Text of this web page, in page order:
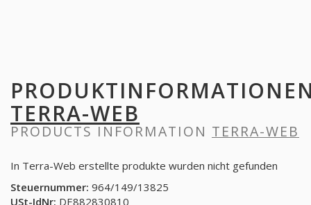
TERRA-WEB
PRODUCTS INFORMATION TERRA-WEB
In Terra-Web erstellte produkte wurden nicht gefunden
Steuernummer: 964/149/13825
USt-IdNr: DE882830810